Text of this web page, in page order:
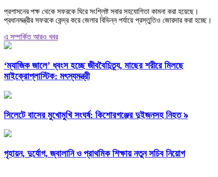
প্রশাসনের পক্ষ থেকে সফরকে ঘিরে সংশ্লিষ্ট সবার সহযোগিতা কামনা করা হয়েছে।
প্রধানমন্ত্রীর সফরকে কেন্দ্র করে জেলার বিভিন্ন পর্যায়ে প্রস্তুতিও জোরদার করা হচ্ছে।
এ সম্পর্কিত আরও খবর
‘ম্যাজিক জালে’ ধ্বংস হচ্ছে জীববৈচিত্র্য, মাছের শরীরে মিলছে
মাইক্রোপ্লাস্টিক: মৎস্যমন্ত্রী
সিলেটে বাসের মুখোমুখি সংঘর্ষ: কিশোরগঞ্জের দুইজনসহ নিহত ৯
গৃহায়ন, দুর্যোগ, জ্বালানি ও প্রাথমিক শিক্ষায় নতুন সচিব নিয়োগ